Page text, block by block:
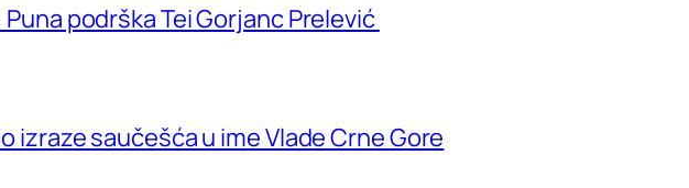
Puna podrška Tei Gorjanc Prelević
izraze saučešća u ime Vlade Crne Gore